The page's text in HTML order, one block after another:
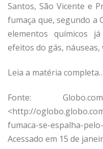
Santos, São Vicente e
fumaça que, segundo a
elementos químicos
efeitos do gás,
Leia a matéria
Fonte:
<http://
fumaca-se-espalha-
Acessado em 15 de